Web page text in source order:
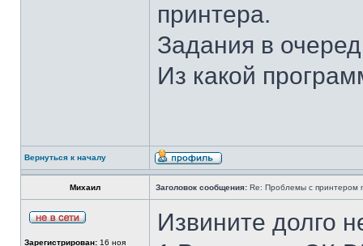
принтера.
Задания в
Из какой
Вернуться к началу
Михаил Заголовок сообщения: Re: Проблемы с принтером
Зарегистрирован: 16 ноя
Извините долго